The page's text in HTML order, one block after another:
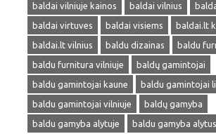
baldai vilniuje kainos
baldai vilnius
baldai virtuves
baldai visiems
baldai.lt
baldai.lt vilnius
baldu dizainas
baldu
baldu furnitura vilniuje
baldų gamintojai
baldu gamintojai kaune
baldu gamintojai
baldu gamintojai vilniuje
baldų gamyba
baldu gamyba alytuje
baldu gamyba alytus